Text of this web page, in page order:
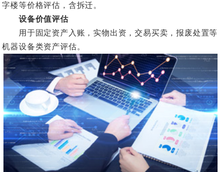
字楼等价格评估，含拆迁。
设备价值评估
用于固定资产入账，实物出资，交易买卖，报废处置等
机器设备类资产评估。